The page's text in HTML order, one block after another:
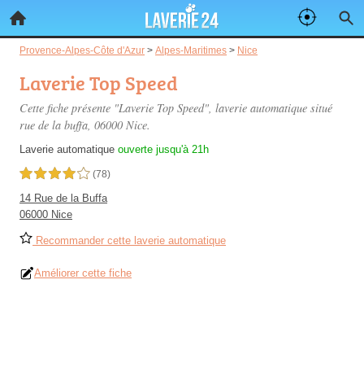
Provence-Alpes-Côte d'Azur > Alpes-Maritimes > Nice
Laverie Top Speed
Cette fiche présente "Laverie Top Speed", laverie automatique situé
rue de la buffa, 06000 Nice.
Laverie automatique ouverte jusqu'à 21h
4,0 étoiles sur 5 (78)
14 Rue de la Buffa
06000 Nice
Recommander cette laverie automatique
Améliorer cette fiche